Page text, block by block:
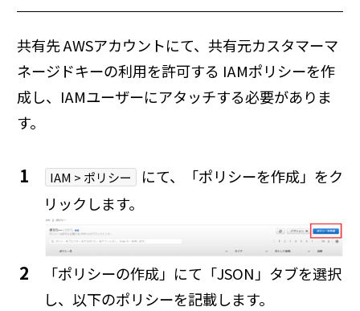
共有先 AWSアカウントにて、共有元カスタマーマ
ネージドキーの利用を許可する IAMポリシーを作
成し、IAMユーザーにアタッチする必要がありま
す。
IAM > ポリシー
にて、「ポリシーを作成」をク
リックします。
「ポリシーの作成」にて「JSON」タブを選択
し、以下のポリシーを記載します。